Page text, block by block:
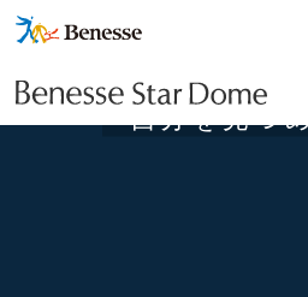
ここ は 宇
自分を見つ